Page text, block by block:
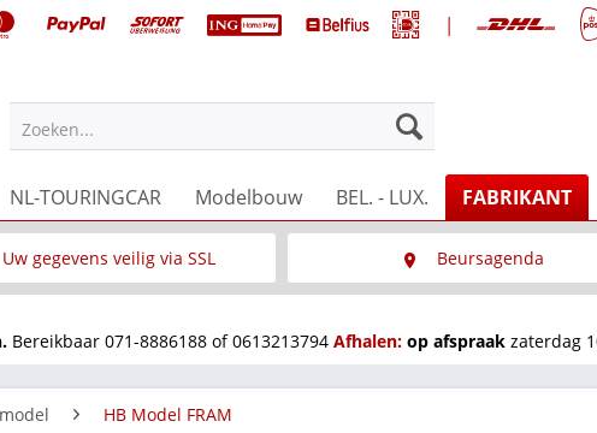
|
Zoeken...
NL-TOURINGCAR Modelbouw BEL. - LUX. FABRIKANT
Uw gegevens veilig via SSL Beursagenda
Bereikbaar 071-8886188 of 0613213794 Afhalen: op afspraak zaterdag
HB Model FRAM